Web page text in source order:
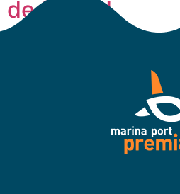
de febrer!